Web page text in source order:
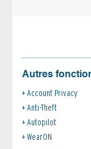
Autres
Account Privacy
Anti-Theft
Autopilot
WearON